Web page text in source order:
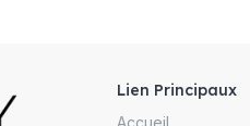
Lien Principaux
Accueil